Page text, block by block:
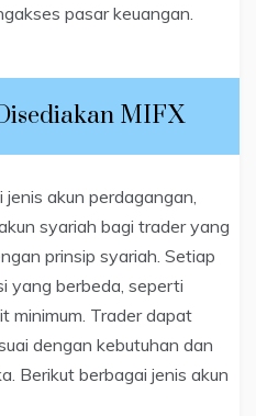
pasar keuangan.
MIFX
akun perdagangan,
syariah bagi trader yang
prinsip syariah. Setiap
yang berbeda, seperti
minimum. Trader dapat
dengan kebutuhan dan
Berikut berbagai jenis akun